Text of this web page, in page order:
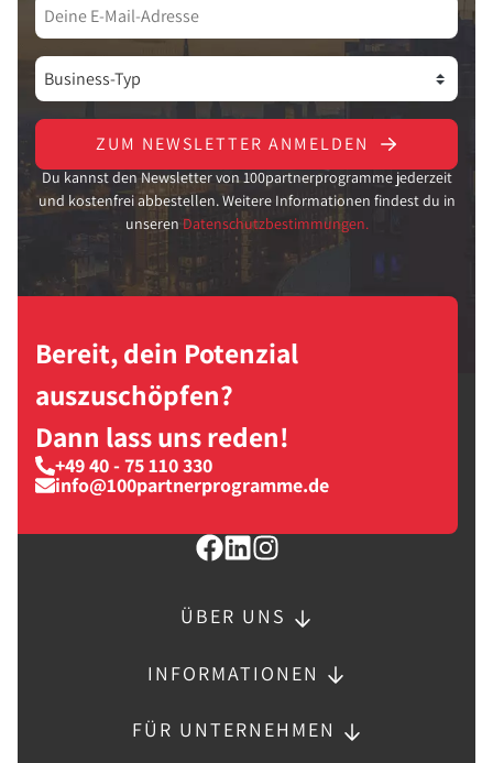
ZUM NEWSLETTER ANMELDEN
Du kannst den Newsletter von 100partnerprogramme jederzeit
und kostenfrei abbestellen. Weitere Informationen findest du in
unseren Datenschutzbestimmungen.
Bereit, dein Potenzial
auszuschöpfen?
Dann lass uns reden!
+49 40 - 75 110 330
info@100partnerprogramme.de
ÜBER UNS
INFORMATIONEN
FÜR UNTERNEHMEN